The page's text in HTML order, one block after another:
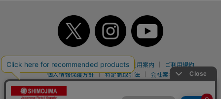
TOP 初めてご利用のお客様へ ご利用案内
ご利用規約
個人情報保護方針
特定商取引法
会社案内
よくあるご質問
お問い合わせ
ピンポイントサーチ
サイトマップ